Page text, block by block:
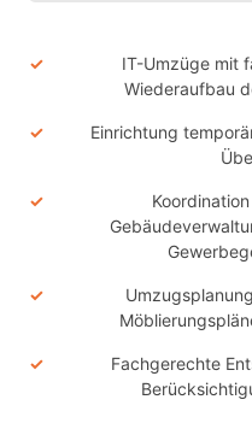
IT-Umzüge mit
Wiederaufbau
Einrichtung
Fachgerechte